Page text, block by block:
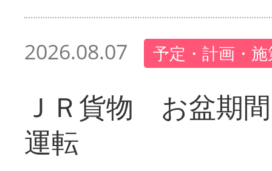
2026.08.07 予定・計画・
ＪＲ貨物 お盆期
運転